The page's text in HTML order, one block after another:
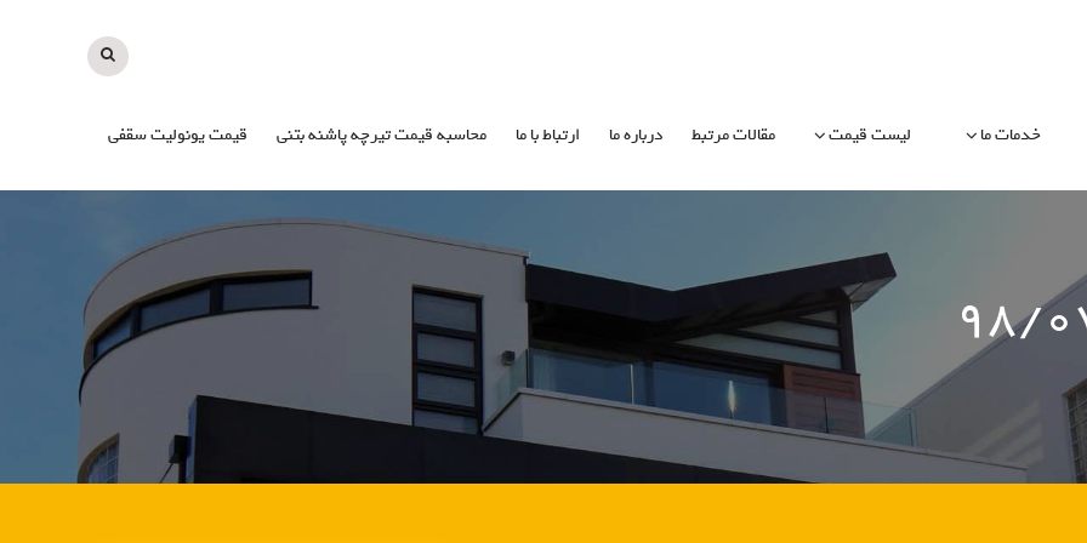
خدمات ما لیست قیمت مقالات مرتبط درباره ما ارتباط با ما محاسبه قیمت تیرچه پاشنه بتنی قیمت یونولیت سقفی